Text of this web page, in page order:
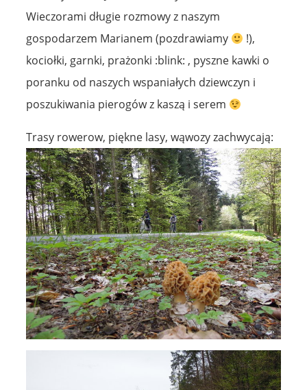
Wieczorami długie rozmowy z naszym
gospodarzem Marianem (pozdrawiamy
!),
kociołki, garnki, prażonki :blink: , pyszne kawki o
poranku od naszych wspaniałych dziewczyn i
poszukiwania pierogów z kaszą i serem
Trasy rowerow, piękne lasy, wąwozy zachwycają: